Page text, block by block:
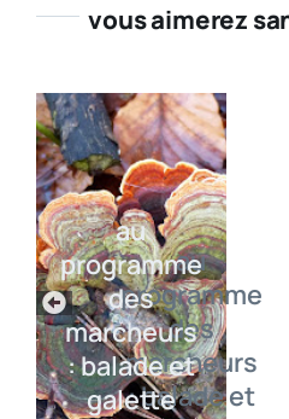
vous aimerez
au
programme
des
marcheurs
: balade et
galette